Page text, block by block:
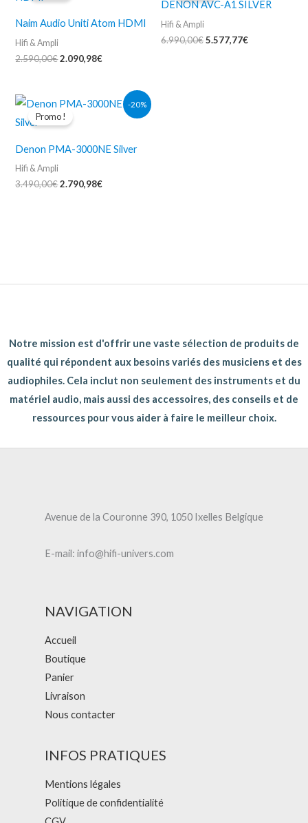
Naim Audio Uniti Atom HDMI
Hifi & Ampli
2.590,00€
2.590,00€.
2.090,98€
2.090,98€.
DENON AVC-A1 SILVER
Hifi & Ampli
6.990,00€
était :
5.577,77€
est :
-20%
Promo !
Denon PMA-3000NE Silver
Hifi & Ampli
3.490,00€
Le
prix
initial
3.490,00€.
2.790,98€
Le
prix
2.790,98€.
Notre mission est d'offrir une vaste sélection de produits de
qualité qui répondent aux besoins variés des musiciens et des
audiophiles. Cela inclut non seulement des instruments et du
matériel audio, mais aussi des accessoires, des conseils et de
ressources pour vous aider à faire le meilleur choix.
Avenue de la Couronne 390, 1050 Ixelles Belgique
E-mail: info@hifi-univers.com
NAVIGATION
Accueil
Boutique
Panier
Livraison
Nous contacter
INFOS PRATIQUES
Mentions légales
Politique de confidentialité